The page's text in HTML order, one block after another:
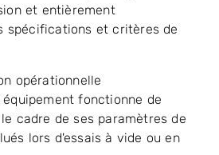
et entièrement
spécifications et critères de
opérationnelle
fonctionne de
cadre de ses paramètres de
lors d'essais à vide ou en